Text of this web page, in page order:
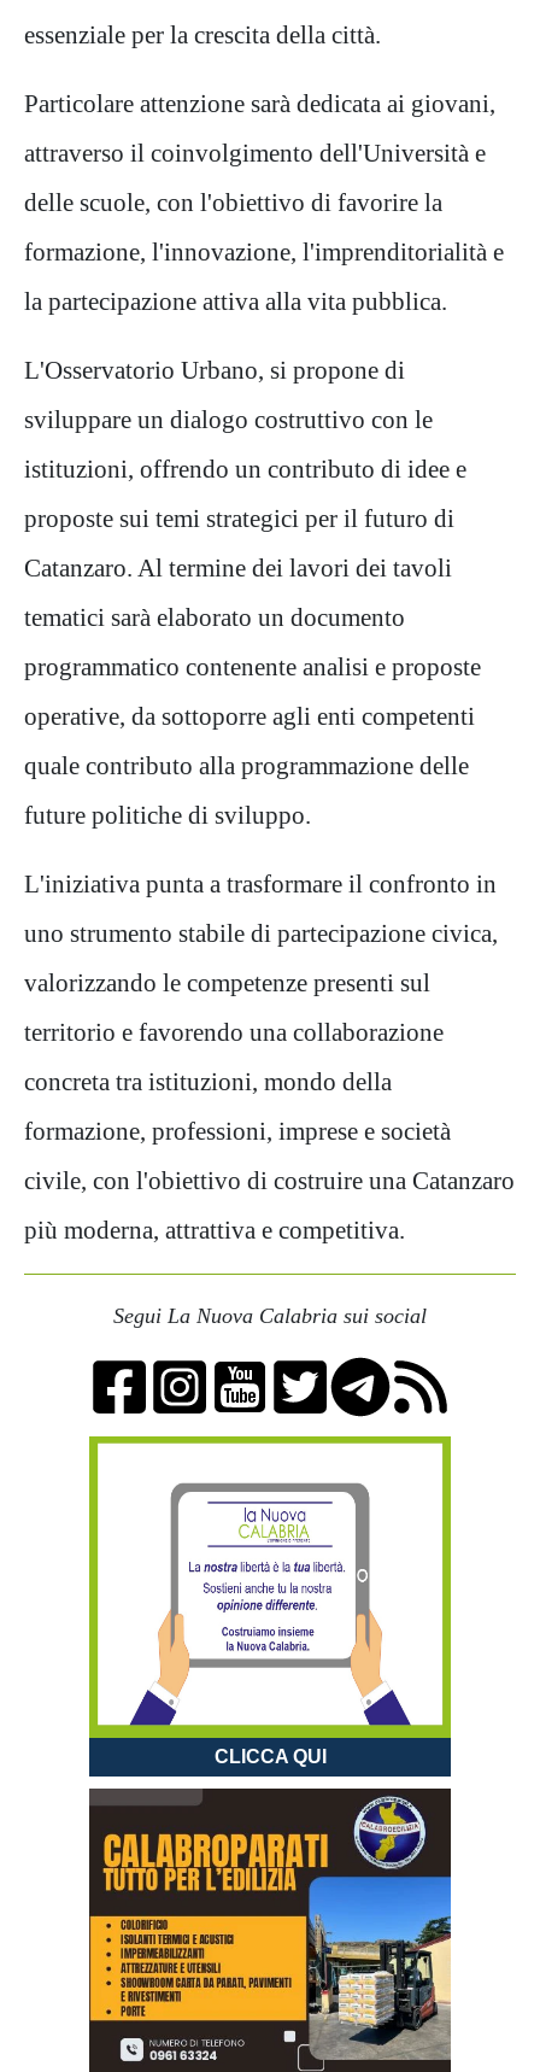
essenziale per la crescita della città.
Particolare attenzione sarà dedicata ai giovani,
attraverso il coinvolgimento dell'Università e
delle scuole, con l'obiettivo di favorire la
formazione, l'innovazione, l'imprenditorialità e
la partecipazione attiva alla vita pubblica.
L'Osservatorio Urbano, si propone di
sviluppare un dialogo costruttivo con le
istituzioni, offrendo un contributo di idee e
proposte sui temi strategici per il futuro di
Catanzaro. Al termine dei lavori dei tavoli
tematici sarà elaborato un documento
programmatico contenente analisi e proposte
operative, da sottoporre agli enti competenti
quale contributo alla programmazione delle
future politiche di sviluppo.
L'iniziativa punta a trasformare il confronto in
uno strumento stabile di partecipazione civica,
valorizzando le competenze presenti sul
territorio e favorendo una collaborazione
concreta tra istituzioni, mondo della
formazione, professioni, imprese e società
civile, con l'obiettivo di costruire una Catanzaro
più moderna, attrattiva e competitiva.
Segui La Nuova Calabria sui social
CLICCA QUI